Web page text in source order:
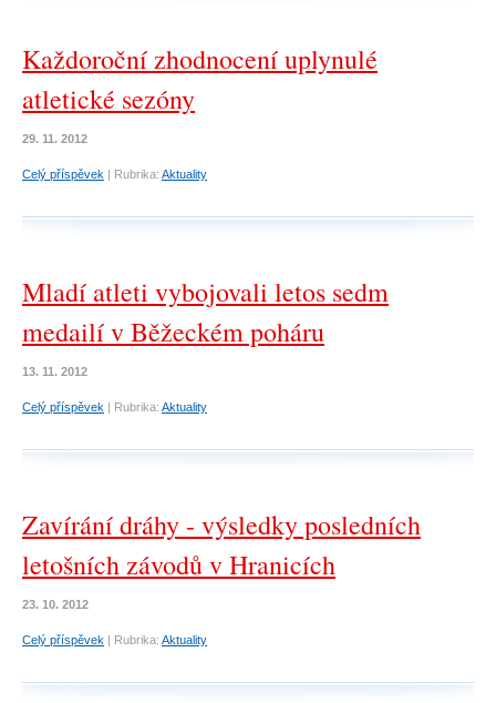
Každoroční zhodnocení uplynulé
atletické sezóny
29. 11. 2012
Celý příspěvek | Rubrika: Aktuality
Mladí atleti vybojovali letos sedm
medailí v Běžeckém poháru
13. 11. 2012
Celý příspěvek | Rubrika: Aktuality
Zavírání dráhy - výsledky posledních
letošních závodů v Hranicích
23. 10. 2012
Celý příspěvek | Rubrika: Aktuality